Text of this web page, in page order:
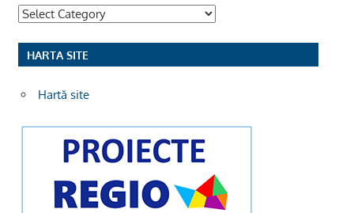
Categorii
HARTA SITE
Hartă site